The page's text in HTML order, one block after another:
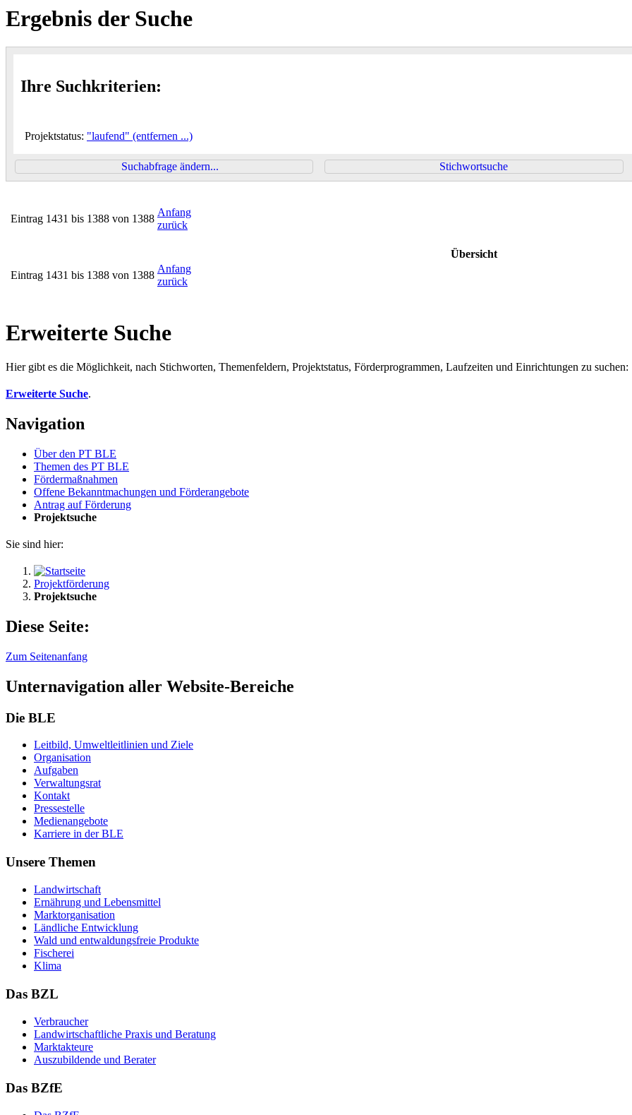
Ergebnis der Suche
Ihre Suchkriterien:
Projektstatus: "laufend" (entfernen ...)
Suchabfrage ändern... Stichwortsuche
Eintrag 1431 bis 1388 von 1388
Anfang
zurück
Übersicht
Eintrag 1431 bis 1388 von 1388
Anfang
zurück
Erweiterte Suche
Hier gibt es die Möglichkeit, nach Stichworten, Themenfeldern, Projektstatus, Förderprogrammen, Laufzeiten und Einrichtungen zu suchen:
Erweiterte Suche.
Navigation
Über den PT BLE
The­men des PT BLE
För­der­maß­nah­men
Of­fe­ne Be­kannt­ma­chun­gen und För­der­an­ge­bo­te
An­trag auf För­de­rung
Pro­jekt­su­che
Sie sind hier:
Projektförderung
Projektsuche
Diese Seite:
Zum Seitenanfang
Unternavigation aller Website-Bereiche
Die BLE
Leit­bild, Um­welt­leit­li­ni­en und Zie­le
Or­ga­ni­sa­ti­on
Auf­ga­ben
Ver­wal­tungs­rat
Kon­takt
Pres­se­stel­le
Me­di­en­an­ge­bo­te
Kar­rie­re in der BLE
Unsere Themen
Land­wirt­schaft
Er­näh­rung und Le­bens­mit­tel
Markt­or­ga­ni­sa­ti­on
Länd­li­che Ent­wick­lung
Wald und ent­wal­dungs­freie Pro­duk­te
Fi­sche­rei
Kli­ma
Das BZL
Ver­brau­cher
Land­wirtschaft­liche Pra­xis und Be­ra­tung
Mark­tak­teu­re
Aus­zu­bil­den­de und Be­ra­ter
Das BZfE